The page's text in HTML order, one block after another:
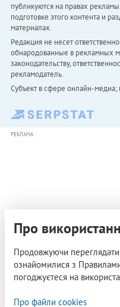
публикуются на правах
подготовке этого контента и
материалах.
Редакция не несет
обнародованные в рекламных
законодательству,
рекламодатель.
Субъект в сфере онлайн-
РЕКЛАМА
Про
Продовжуючи
ознайомилися з
погоджуєтеся на
Про файли cookies